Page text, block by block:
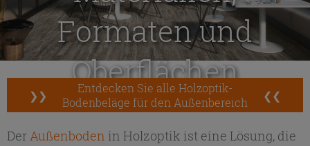
Formaten und
Oberflächen
❯❯
Entdecken Sie alle Holzoptik-
Bodenbeläge für den Außenbereich
❮❮
DerAußenboden in Holzoptik ist eine Lösung, die